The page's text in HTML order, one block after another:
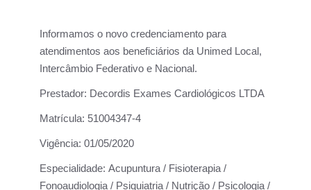
Informamos o novo credenciamento para
atendimentos aos beneficiários da Unimed Local,
Intercâmbio Federativo e Nacional.
Prestador: Decordis Exames Cardiológicos LTDA
Matrícula: 51004347-4
Vigência: 01/05/2020
Especialidade: Acupuntura / Fisioterapia /
Fonoaudiologia / Psiquiatria / Nutrição / Psicologia /